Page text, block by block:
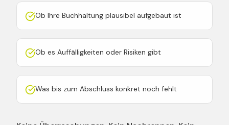
Ob Ihre Buchhaltung plausibel aufgebaut ist
Ob es Auffälligkeiten oder Risiken gibt
Was bis zum Abschluss konkret noch fehlt